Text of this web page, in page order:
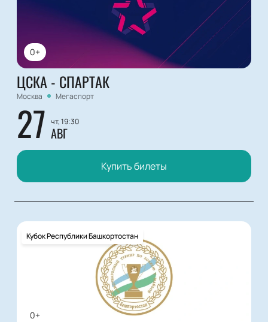
0+
ЦСКА - СПАРТАК
Москва Мегаспорт
27 чт, 19:30
АВГ
Купить билеты
0+
Кубок Республики Башкортостан